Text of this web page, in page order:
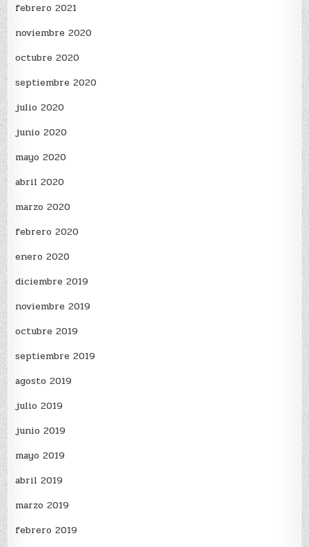
febrero 2021
noviembre 2020
octubre 2020
septiembre 2020
julio 2020
junio 2020
mayo 2020
abril 2020
marzo 2020
febrero 2020
enero 2020
diciembre 2019
noviembre 2019
octubre 2019
septiembre 2019
agosto 2019
julio 2019
junio 2019
mayo 2019
abril 2019
marzo 2019
febrero 2019